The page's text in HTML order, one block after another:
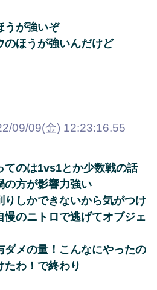
うが強いぞ
のほうが強いんだけど
09/09(金) 12:23:16.55
てのは1vs1とか少数戦の話
の方が影響力強い
りしかできないから気がつけ
慢のニトロで逃げてオブジェ
ダメの量！こんなにやったの
たわ！で終わり